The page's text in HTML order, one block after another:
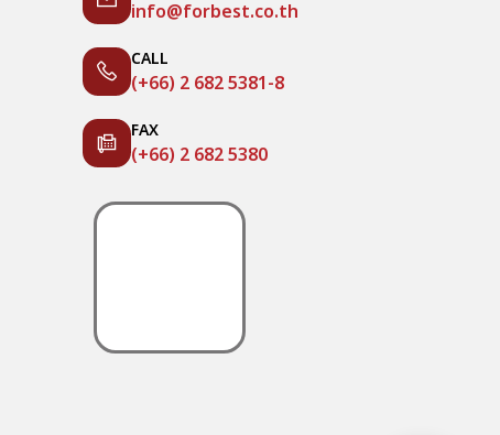
info@forbest.co.th
CALL
(+66) 2 682 5381-8
FAX
(+66) 2 682 5380